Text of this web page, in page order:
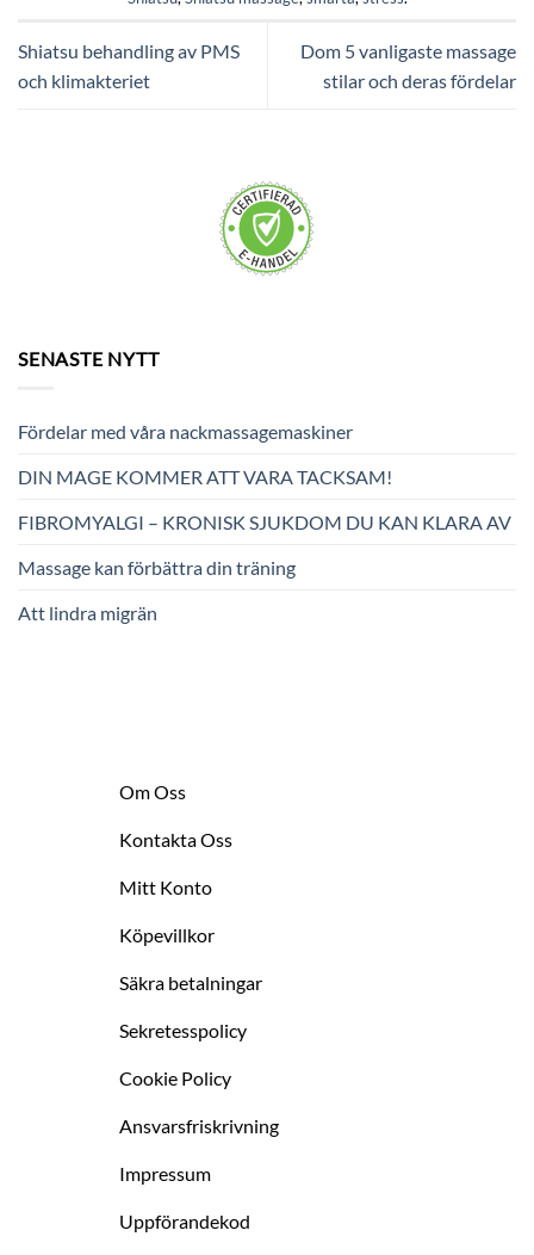
Shiatsu behandling av PMS
och klimakteriet
Dom 5 vanligaste massage
stilar och deras fördelar
SENASTE NYTT
Fördelar med våra nackmassagemaskiner
DIN MAGE KOMMER ATT VARA TACKSAM!
FIBROMYALGI – KRONISK SJUKDOM DU KAN KLARA AV
Massage kan förbättra din träning
Att lindra migrän
Om Oss
Kontakta Oss
Mitt Konto
Köpevillkor
Säkra betalningar
Sekretesspolicy
Cookie Policy
Ansvarsfriskrivning
Impressum
Uppförandekod